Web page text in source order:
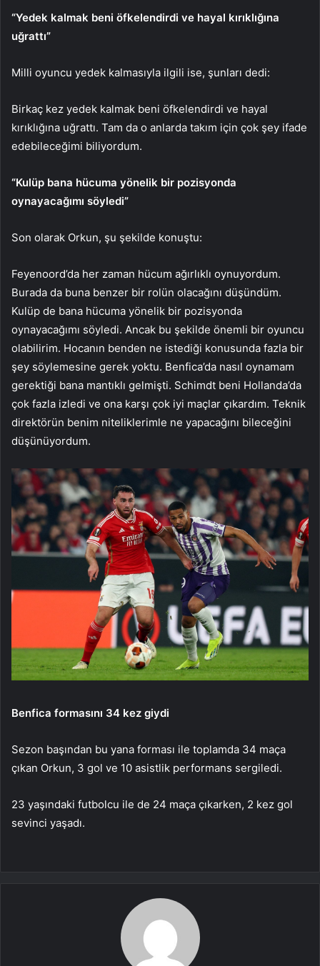
“Yedek kalmak beni öfkelendirdi ve hayal kırıklığına
uğrattı”
Milli oyuncu yedek kalmasıyla ilgili ise, şunları dedi:
Birkaç kez yedek kalmak beni öfkelendirdi ve hayal
kırıklığına uğrattı. Tam da o anlarda takım için çok şey ifade
edebileceğimi biliyordum.
“Kulüp bana hücuma yönelik bir pozisyonda
oynayacağımı söyledi”
Son olarak Orkun, şu şekilde konuştu:
Feyenoord’da her zaman hücum ağırlıklı oynuyordum.
Burada da buna benzer bir rolün olacağını düşündüm.
Kulüp de bana hücuma yönelik bir pozisyonda
oynayacağımı söyledi. Ancak bu şekilde önemli bir oyuncu
olabilirim. Hocanın benden ne istediği konusunda fazla bir
şey söylemesine gerek yoktu. Benfica’da nasıl oynamam
gerektiği bana mantıklı gelmişti. Schimdt beni Hollanda’da
çok fazla izledi ve ona karşı çok iyi maçlar çıkardım. Teknik
direktörün benim niteliklerimle ne yapacağını bileceğini
düşünüyordum.
Benfica formasını 34 kez giydi
Sezon başından bu yana forması ile toplamda 34 maça
çıkan Orkun, 3 gol ve 10 asistlik performans sergiledi.
23 yaşındaki futbolcu ile de 24 maça çıkarken, 2 kez gol
sevinci yaşadı.